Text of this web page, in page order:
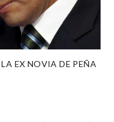
EX NOVIA DE PEÑA